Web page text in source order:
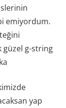
emiyordum.
güzel g-string
yap